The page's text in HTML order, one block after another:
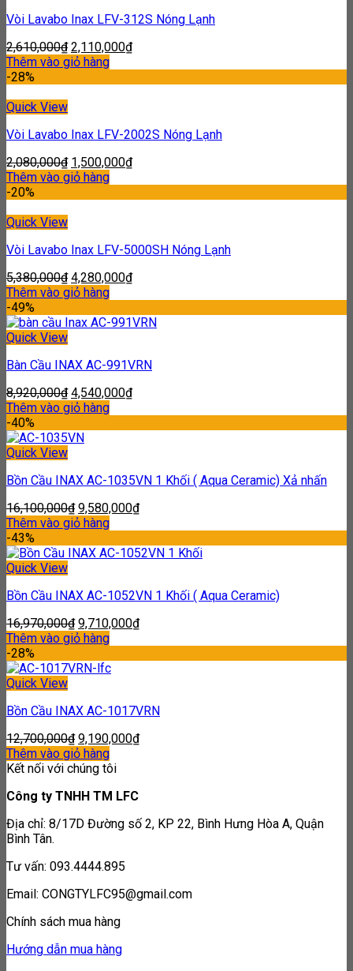
Vòi Lavabo Inax LFV-312S Nóng Lạnh
2,610,000₫ 2,110,000₫
Thêm vào giỏ hàng
-28%
Quick View
Vòi Lavabo Inax LFV-2002S Nóng Lạnh
2,080,000₫ 1,500,000₫
Thêm vào giỏ hàng
-20%
Quick View
Vòi Lavabo Inax LFV-5000SH Nóng Lạnh
5,380,000₫ 4,280,000₫
Thêm vào giỏ hàng
-49%
Quick View
Bàn Cầu INAX AC-991VRN
8,920,000₫ 4,540,000₫
Thêm vào giỏ hàng
-40%
Quick View
Bồn Cầu INAX AC-1035VN 1 Khối ( Aqua Ceramic) Xả nhấn
16,100,000₫ 9,580,000₫
Thêm vào giỏ hàng
-43%
Quick View
Bồn Cầu INAX AC-1052VN 1 Khối ( Aqua Ceramic)
16,970,000₫ 9,710,000₫
Thêm vào giỏ hàng
-28%
Quick View
Bồn Cầu INAX AC-1017VRN
12,700,000₫ 9,190,000₫
Thêm vào giỏ hàng
Kết nối với chúng tôi
Công ty TNHH TM LFC
Địa chỉ: 8/17D Đường số 2, KP 22, Bình Hưng Hòa A, Quận
Bình Tân.
Tư vấn: 093.4444.895
Email: CONGTYLFC95@gmail.com
Chính sách mua hàng
Hướng dẫn mua hàng